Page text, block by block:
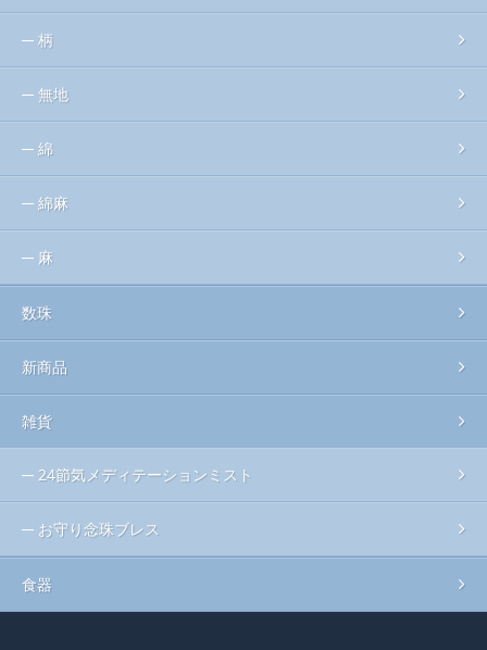
柄
無地
綿
綿麻
麻
数珠
新商品
雑貨
24節気メディテーションミスト
お守り念珠ブレス
食器